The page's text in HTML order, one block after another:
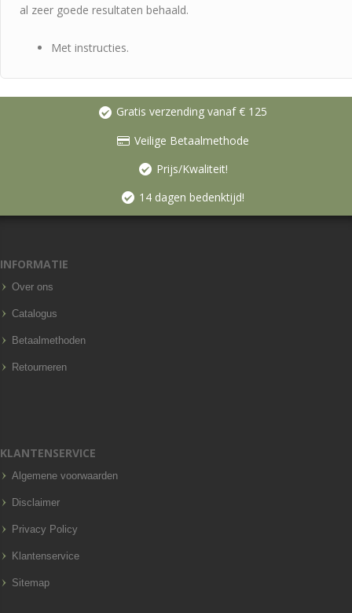
al zeer goede resultaten behaald.
Met instructies.
Gratis verzending vanaf € 125
Veilige Betaalmethode
Prijs/Kwaliteit!
14 dagen bedenktijd!
INFORMATIE
Over ons
Catalogus
Betaalmethoden
Retourneren
KLANTENSERVICE
Algemene voorwaarden
Disclaimer
Privacy Policy
Klantenservice
Sitemap